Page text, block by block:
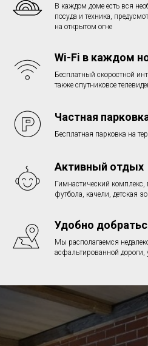
В каждом доме есть вся
посуда и техника,
на открытом огне
Wi-Fi в каждом
Бесплатный скоростной
также спутниковое
Частная
Бесплатная парковка на
Активный отдых
Гимнастический
футбола, качели, детская
Удобно
Мы располагаемся
асфальтированной дороги,